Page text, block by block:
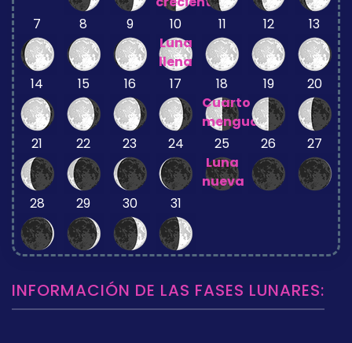
7 8 9
10
Luna
llena
11 12 13
14 15 16 17
18
Cuarto
menguante
19 20
21 22 23 24
25
Luna
nueva
26 27
28 29 30 31
INFORMACIÓN DE LAS FASES LUNARES: